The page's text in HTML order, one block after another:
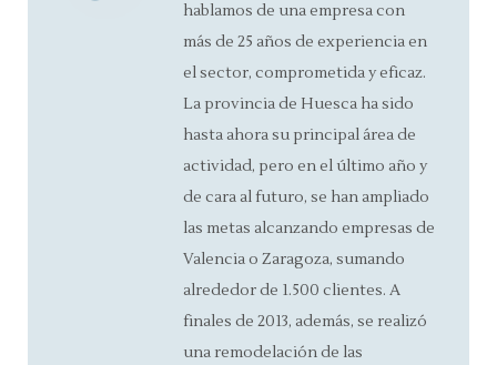
hablamos de una empresa con
más de 25 años de experiencia en
el sector, comprometida y eficaz.
La provincia de Huesca ha sido
hasta ahora su principal área de
actividad, pero en el último año y
de cara al futuro, se han ampliado
las metas alcanzando empresas de
Valencia o Zaragoza, sumando
alrededor de 1.500 clientes. A
finales de 2013, además, se realizó
una remodelación de las